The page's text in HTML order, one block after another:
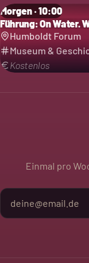
Morgen · 10:00
Führung: On Water.
Humboldt Forum
Museum &
Kostenlos
Einmal pro